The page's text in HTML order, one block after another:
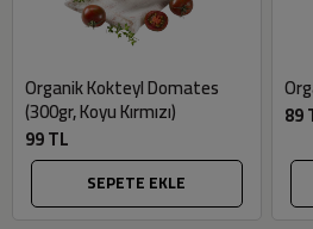
Organik Kokteyl Domates
(300gr, Koyu Kırmızı)
99 TL
SEPETE EKLE
89